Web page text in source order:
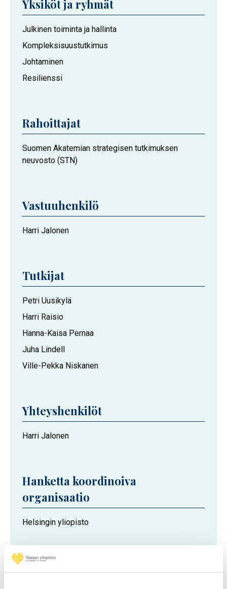
Yksiköt ja ryhmät
Hankkeeseen
osallistuvat
yliopiston
toimijat
Julkinen toiminta ja hallinta
Kompleksisuustutkimus
Johtaminen
Resilienssi
Rahoittajat
Suomen Akatemian strategisen tutkimuksen
neuvosto (STN)
Vastuuhenkilö
Harri Jalonen
Tutkijat
Petri Uusikylä
Harri Raisio
Hanna-Kaisa Pernaa
Juha Lindell
Ville-Pekka Niskanen
Yhteyshenkilöt
Harri Jalonen
Hanketta koordinoiva
organisaatio
Helsingin yliopisto